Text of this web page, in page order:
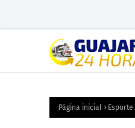
Página inicial Esporte